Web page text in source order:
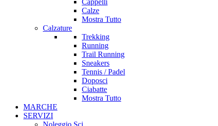
Cappelli
Calze
Mostra Tutto
Calzature
Trekking
Running
Trail Running
Sneakers
Tennis / Padel
Doposci
Ciabatte
Mostra Tutto
MARCHE
SERVIZI